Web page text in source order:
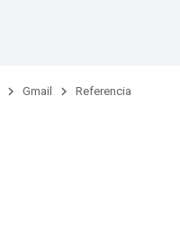
Gmail Referencia